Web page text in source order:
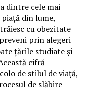
dintre cele mai
din lume,
cu obezitate
prin alegeri
țările studiate și
cifră
de stilul de viață,
de slăbire